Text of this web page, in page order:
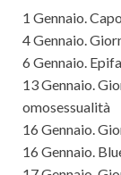
1 Gennaio.
4 Gennaio.
6 Gennaio.
13 Gennaio.
omosessualità
16 Gennaio.
16 Gennaio.